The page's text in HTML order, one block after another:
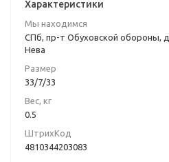
Характеристики
Мы находимся
СПб, пр-т Обуховской обороны,
Нева
Размер
33/7/33
Вес, кг
0.5
ШтрихКод
4810344203083